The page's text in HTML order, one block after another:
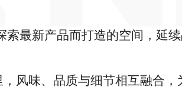
最新产品而打造的空间，延
，风味、品质与细节相互融合